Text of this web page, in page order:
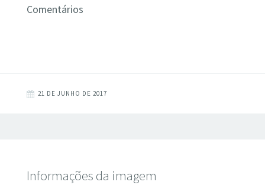
Comentários
21 DE JUNHO DE 2017
Informações da imagem